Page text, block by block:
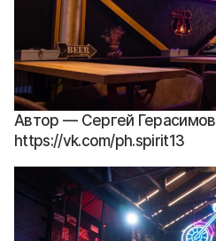
Автор — Сергей Герасимов
https://vk.com/ph.spirit13